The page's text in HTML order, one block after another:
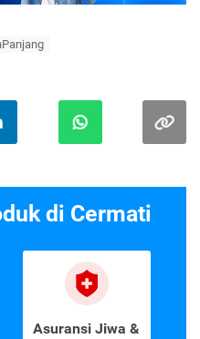
di Cermati
Asuransi Jiwa &